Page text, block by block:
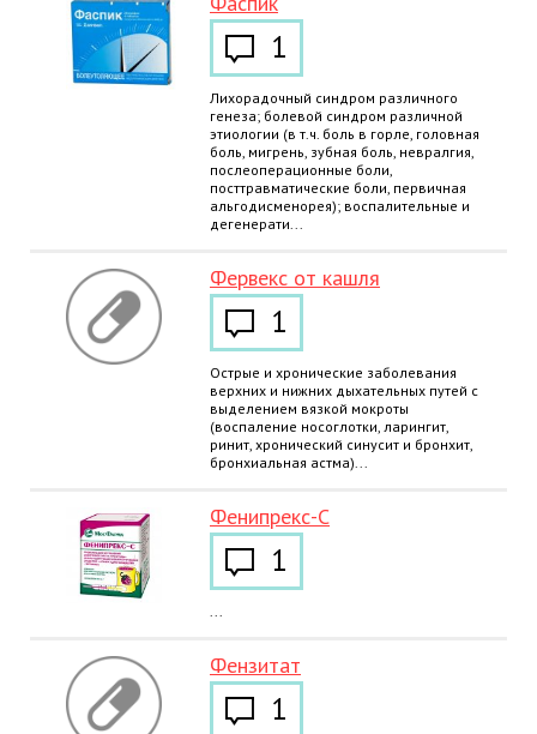
1
Лихорадочный синдром различного
генеза; болевой синдром различной
этиологии (в т.ч. боль в горле, головная
боль, мигрень, зубная боль, невралгия,
послеоперационные боли,
посттравматические боли, первичная
альгодисменорея); воспалительные и
дегенерати...
Фервекс от кашля
1
Острые и хронические заболевания
верхних и нижних дыхательных путей с
выделением вязкой мокроты
(воспаление носоглотки, ларингит,
ринит, хронический синусит и бронхит,
бронхиальная астма)...
Фенипрекс-С
1
...
Фензитат
1